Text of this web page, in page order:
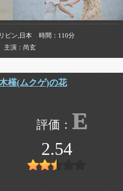
ピン,日本 時間
110分
主演 尚玄
槿(ムクゲ)の花
E
2.54